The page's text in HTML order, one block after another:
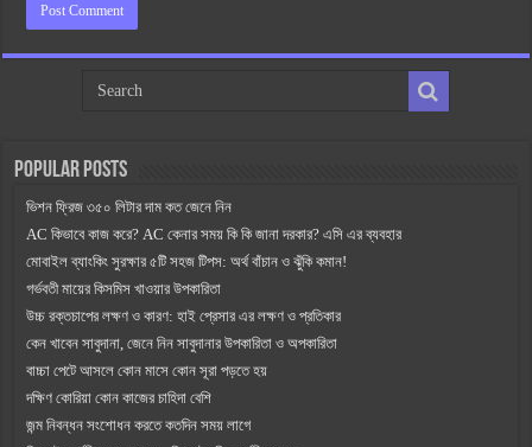
Popular Posts
ভিশন ফ্রিজ ৩৫০ লিটার দাম কত জেনে নিন
AC কিভাবে কাজ করে? AC কেনার সময় কি কি জানা দরকার? এসি এর ব্যবহার
মোবাইল ব্যাংকিং সুরক্ষার ৫টি সহজ টিপস: অর্থ বাঁচান ও ঝুঁকি কমান!
গর্ভবতী মায়ের কিসমিস খাওয়ার উপকারিতা
উচ্চ রক্তচাপের লক্ষণ ও কারণ: হাই প্রেসার এর লক্ষণ ও প্রতিকার
কেন খাবেন সাবুদানা, জেনে নিন সাবুদানার উপকারিতা ও অপকারিতা
বাচ্চা পেটে আসলে কোন মাসে কোন সূরা পড়তে হয়
দক্ষিণ কোরিয়া কোন কাজের চাহিদা বেশি
জন্ম নিবন্ধন সংশোধন করতে কতদিন সময় লাগে